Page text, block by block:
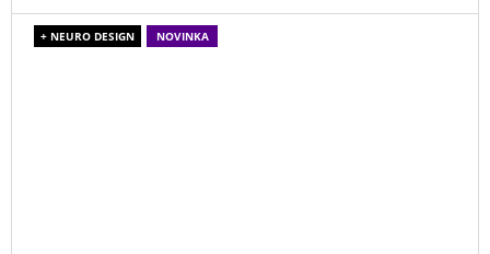
+ NEURO DESIGN NOVINKA